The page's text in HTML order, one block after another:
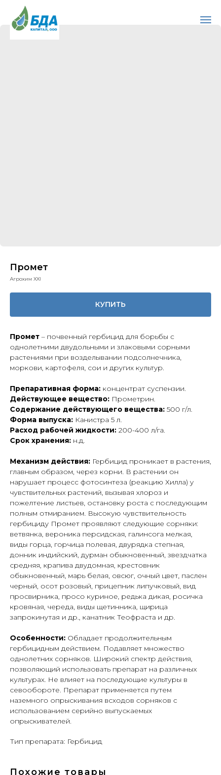
Промет
Агрохим XXI
КУПИТЬ
Промет – почвенный гербицид для борьбы с
однолетними двудольными и злаковыми сорными
растениями при возделывании подсолнечника,
моркови, картофеля, сои и других культур.
Препаративная форма: концентрат суспензии.
Действующее вещество: Прометрин.
Содержание действующего вещества: 500 г/л.
Форма выпуска: Канистра 5 л.
Расход рабочей жидкости: 200-400 л/га.
Срок хранения: н.д.
Механизм действия: Гербицид проникает в растения,
главным образом, через корни. В растении он
нарушает процесс фотосинтеза (реакцию Хилла) у
чувствительных растений, вызывая хлороз и
пожелтение листьев, остановку роста с последующим
полным отмиранием. Высокую чувствительность
гербициду Промет проявляют следующие сорняки:
ветвянка, вероника персидская, галинсога мелкая,
виды горца, горчица полевая, двурядка степная,
донник индийский, дурман обыкновенный, звездчатка
средняя, крапива двудомная, крестовник
обыкновенный, марь белая, овсюг, очный цвет, паслен
черный, осот розовый, прицепник липучковый, вид
просвирника, просо куриное, редька дикая, росичка
кровяная, череда, виды щетинника, щирица
запрокинутая и др., канатник Теофраста и др.
Особенности: Обладает продолжительным
гербицидным действием. Подавляет множество
однолетних сорняков. Широкий спектр действия,
позволяющий использовать препарат на различных
культурах. Не влияет на последующие культуры в
севообороте. Препарат применяется путем
наземного опрыскивания всходов сорняков с
использованием серийно выпускаемых
опрыскивателей.
Тип препарата: Гербицид
Похожие товары